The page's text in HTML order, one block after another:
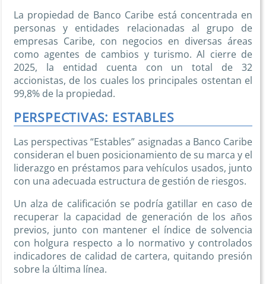
La propiedad de Banco Caribe está concentrada en
personas y entidades relacionadas al grupo de
empresas Caribe, con negocios en diversas áreas
como agentes de cambios y turismo. Al cierre de
2025, la entidad cuenta con un total de 32
accionistas, de los cuales los principales ostentan el
99,8% de la propiedad.
PERSPECTIVAS: ESTABLES
Las perspectivas “Estables” asignadas a Banco Caribe
consideran el buen posicionamiento de su marca y el
liderazgo en préstamos para vehículos usados, junto
con una adecuada estructura de gestión de riesgos.
Un alza de calificación se podría gatillar en caso de
recuperar la capacidad de generación de los años
previos, junto con mantener el índice de solvencia
con holgura respecto a lo normativo y controlados
indicadores de calidad de cartera, quitando presión
sobre la última línea.